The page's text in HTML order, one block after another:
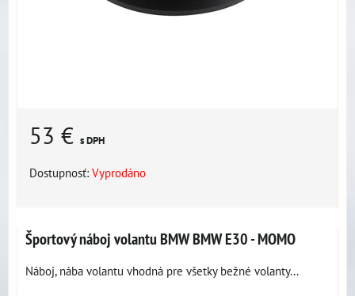
53 € s DPH
Dostupnosť: Vyprodáno
Športový náboj volantu BMW BMW E30 - MOMO
Náboj, nába volantu vhodná pre všetky bežné volanty...